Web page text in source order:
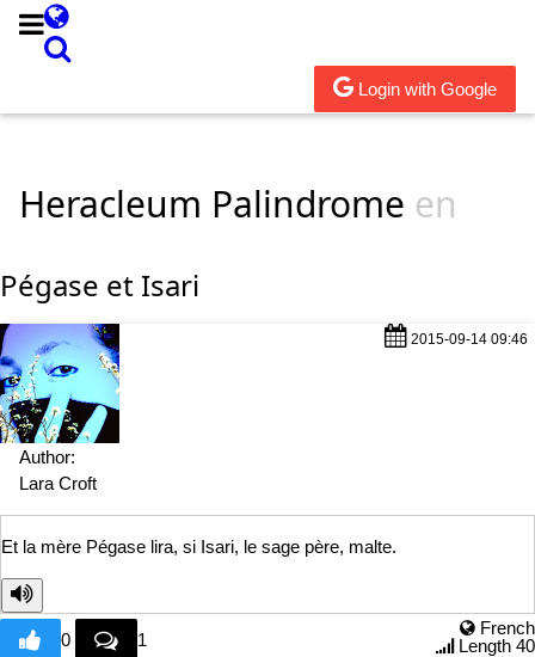
Login with Google
Heracleum Palindrome en
Pégase et Isari
2015-09-14 09:46
Author:
Lara Croft
Et la mère Pégase lira, si Isari, le sage père, malte.
French
Length 40
0 1